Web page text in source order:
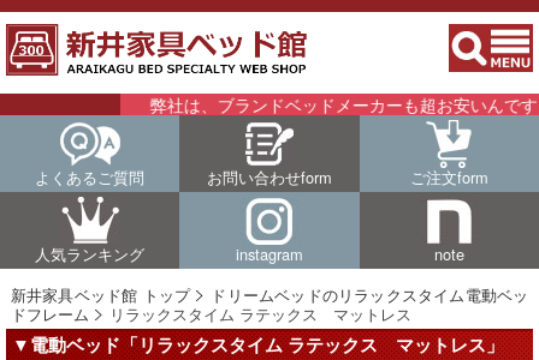
弊社は、ブランドベッドメーカーも超お安いんです！
よくあるご質問 お問い合わせform ご注文form
人気ランキング instagram
note
新井家具ベッド館 トップ
ドリームベッドのリラックスタイム電動ベッ
ドフレーム
リラックスタイム ラテックス マットレス
▼電動ベッド「リラックスタイム ラテックス マットレス」